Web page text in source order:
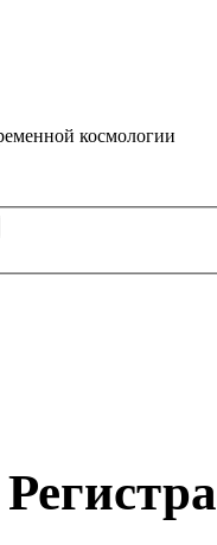
космологии